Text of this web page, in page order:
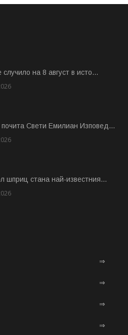
случило на 8 август в исто...
Свeти Емилиан Изповед...
шприц стана най-известния...
⇒
⇒
⇒
⇒